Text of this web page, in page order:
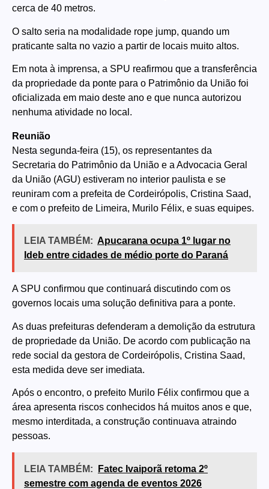
cerca de 40 metros.
O salto seria na modalidade rope jump​​, quando um
praticante salta no vazio a partir de locais muito altos.
Em nota à imprensa, a SPU reafirmou que a transferência
da propriedade da ponte para o Patrimônio da União foi
oficializada em maio deste ano e que nunca autorizou
nenhuma atividade no local.
Reunião
Nesta segunda-feira (15), os representantes da
Secretaria do Patrimônio da União e a Advocacia Geral
da União (AGU) estiveram no interior paulista e se
reuniram com a prefeita de Cordeirópolis, Cristina Saad,
e com o prefeito de Limeira, Murilo Félix, e suas equipes.
LEIA TAMBÉM: Apucarana ocupa 1º lugar no
Ideb entre cidades de médio porte do Paraná
A SPU confirmou que continuará discutindo com os
governos locais uma solução definitiva para a ponte.
As duas prefeituras defenderam a demolição da estrutura
de propriedade da União. De acordo com publicação na
rede social da gestora de Cordeirópolis, Cristina Saad,
esta medida deve ser imediata.
Após o encontro, o prefeito Murilo Félix confirmou que a
área apresenta riscos conhecidos há muitos anos e que,
mesmo interditada, a construção continuava atraindo
pessoas.
LEIA TAMBÉM:
Fatec Ivaiporã retoma 2º
semestre com agenda de eventos 2026